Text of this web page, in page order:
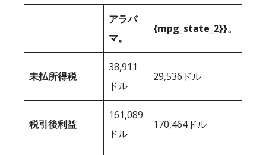
アラバ
マ。
{mpg_state_2}}。
未払所得税
38,911
ドル
29,536ドル
税引後利益
161,089
ドル
170,464ドル